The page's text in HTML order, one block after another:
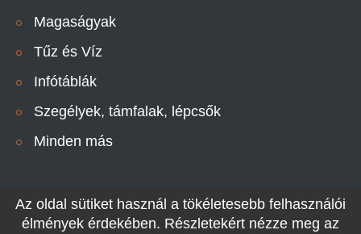
Magaságyak
Tűz és Víz
Infótáblák
Szegélyek, támfalak, lépcsők
Minden más
Az oldal sütiket használ a tökéletesebb felhasználói
élmények érdekében. Részletekért nézze meg az